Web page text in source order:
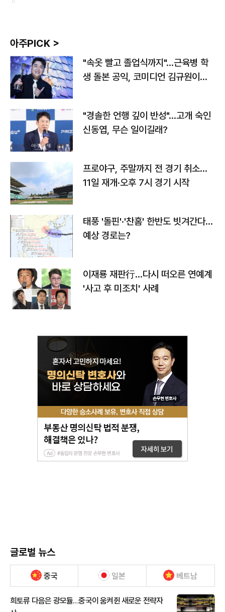
아주PICK >
"속옷 빨고 졸업식까지"…근육병 학
생 돌본 공익, 코미디언 김규원이었
"경솔한 언행 깊이 반성"…고개 숙인
신동엽, 무슨 일이길래?
프로야구, 주말까지 전 경기 취소…
11일 재개·오후 7시 경기 시작
태풍 '돌핀'·'찬홈' 한반도 빗겨간다…
예상 경로는?
이재룡 재판行…다시 떠오른 연예계
'사고 후 미조치' 사례
글로벌 뉴스
중국 일본 베트남
희토류 다음은 광모듈…중국이 움켜쥔 새로운 전략자